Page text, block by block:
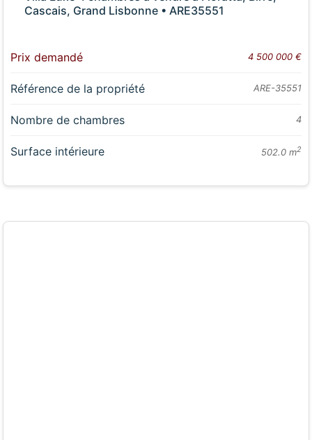
Cascais, Grand Lisbonne • ARE35551
Prix demandé 4 500 000 €
Référence de la propriété ARE-35551
Nombre de chambres 4
Surface intérieure 502.0 m2